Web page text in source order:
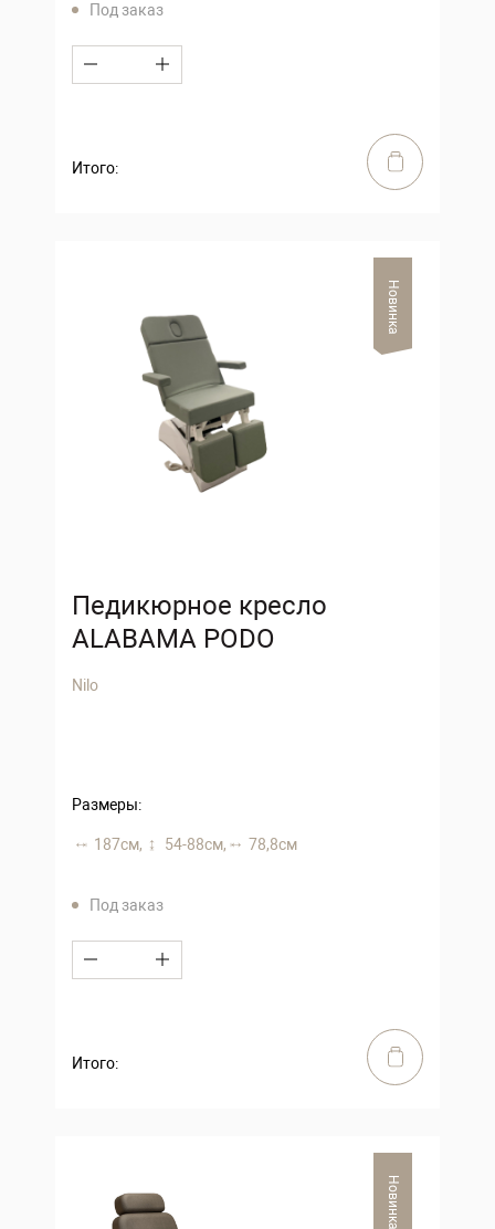
Под заказ
Итого:
Новинка
Педикюрное кресло
ALABAMA PODO
Nilo
Размеры:
187 см, 54-88 см, 78,8 см
Под заказ
Итого:
Новинка